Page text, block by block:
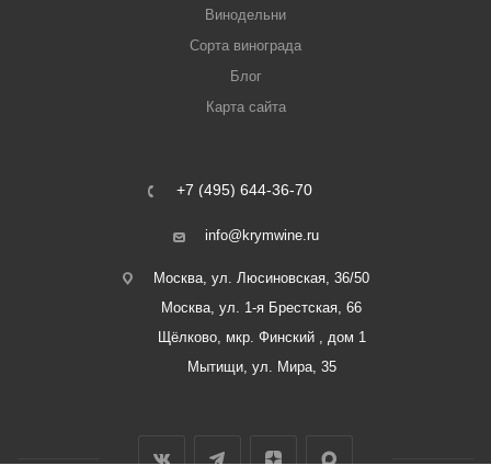
Винодельни
Сорта винограда
Блог
Карта сайта
+7 (495) 644-36-70
info@krymwine.ru
Москва, ул. Люсиновская, 36/50
Москва, ул. 1-я Брестская, 66
Щёлково, мкр. Финский , дом 1
Мытищи, ул. Мира, 35